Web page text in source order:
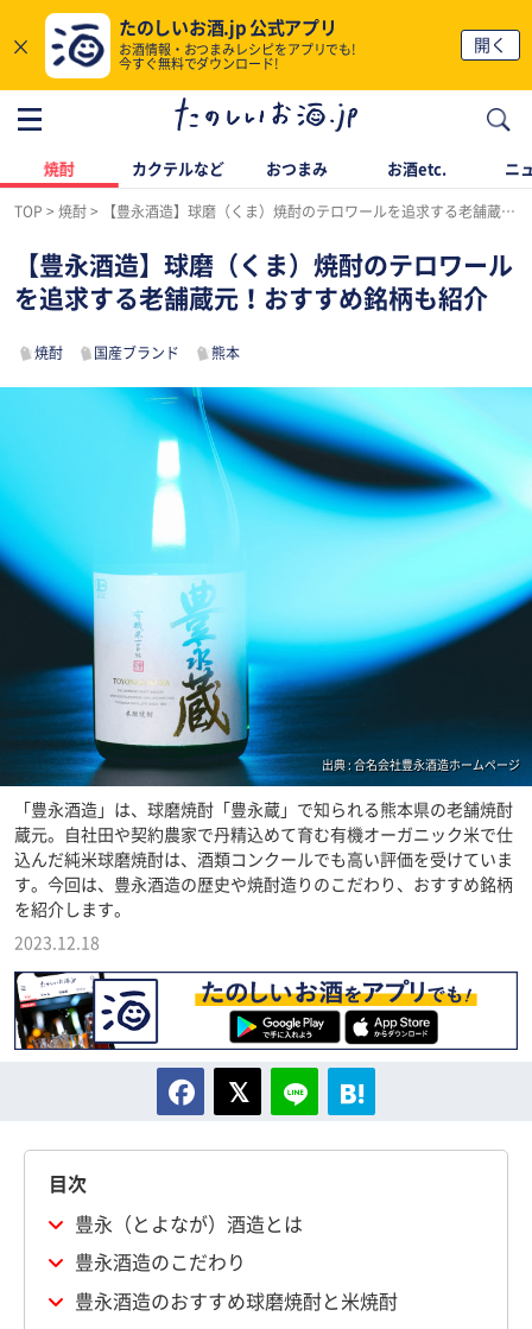
×
たのしいお酒.jp 公式アプリ
お酒情報・おつまみレシピをアプリでも!
今すぐ無料でダウンロード!
開く
焼酎 カクテルなど おつまみ お酒etc. ニ
TOP 焼酎 【豊永酒造】球磨（くま）焼酎のテロワールを追求する老舗蔵元！おすすめ銘柄も紹介
【豊永酒造】球磨（くま）焼酎のテロワール
を追求する老舗蔵元！おすすめ銘柄も紹介
焼酎 国産ブランド 熊本
出典 : 合名会社豊永酒造ホームページ
「豊永酒造」は、球磨焼酎「豊永蔵」で知られる熊本県の老舗焼酎
蔵元。自社田や契約農家で丹精込めて育む有機オーガニック米で仕
込んだ純米球磨焼酎は、酒類コンクールでも高い評価を受けていま
す。今回は、豊永酒造の歴史や焼酎造りのこだわり、おすすめ銘柄
を紹介します。
2023.12.18
目次
豊永（とよなが）酒造とは
豊永酒造のこだわり
豊永酒造のおすすめ球磨焼酎と米焼酎